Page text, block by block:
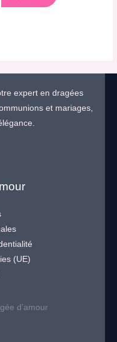
expert en dragées
et mariages,
(UE)
d'amour